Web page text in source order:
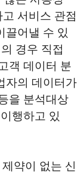
서비스 관점
끌어낼 수 있
경우 직접
객 데이터 분
자의 데이터가
을 분석대상
행하고 있
약이 없는 신